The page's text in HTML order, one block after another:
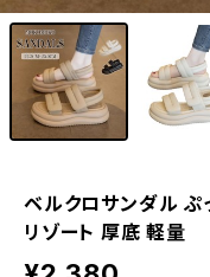
ベルクロサンダル ぷ
リゾート 厚底 軽量